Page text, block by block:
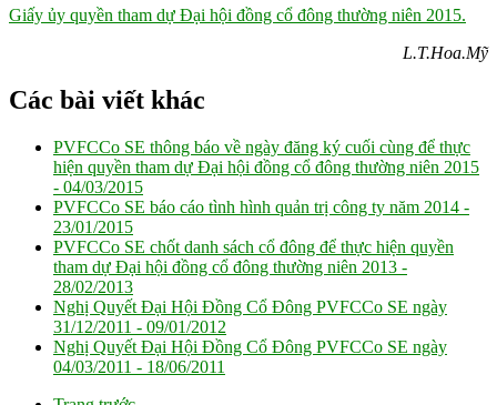
Giấy ủy quyền tham dự Đại hội đồng cổ đông thường niên 2015.
L.T.Hoa.Mỹ
Các bài viết khác
PVFCCo SE thông báo về ngày đăng ký cuối cùng để thực
hiện quyền tham dự Đại hội đồng cổ đông thường niên 2015
- 04/03/2015
PVFCCo SE báo cáo tình hình quản trị công ty năm 2014 -
23/01/2015
PVFCCo SE chốt danh sách cổ đông để thực hiện quyền
tham dự Đại hội đồng cổ đông thường niên 2013 -
28/02/2013
Nghị Quyết Đại Hội Đồng Cổ Đông PVFCCo SE ngày
31/12/2011 - 09/01/2012
Nghị Quyết Đại Hội Đồng Cổ Đông PVFCCo SE ngày
04/03/2011 - 18/06/2011